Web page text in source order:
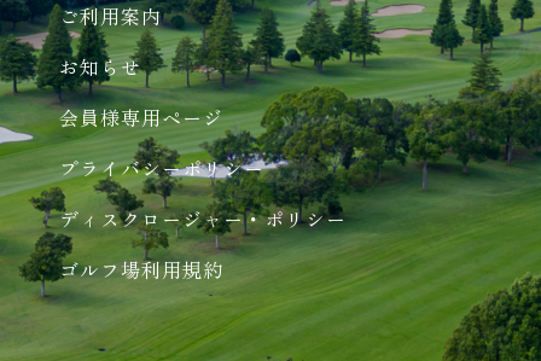
ご利用案内
お知らせ
会員様専用ページ
プライバシーポリシー
ディスクロージャー・ポリシー
ゴルフ場利用規約